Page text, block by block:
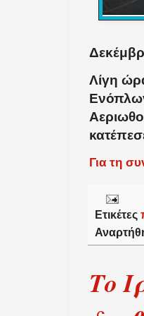
Λίγη
Για τη
Ετικέτες
Το